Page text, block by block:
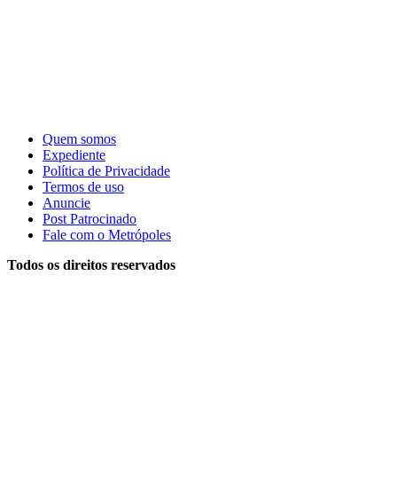
Quem somos
Expediente
Política de Privacidade
Termos de uso
Anuncie
Post Patrocinado
Fale com o Metrópoles
Todos os direitos reservados